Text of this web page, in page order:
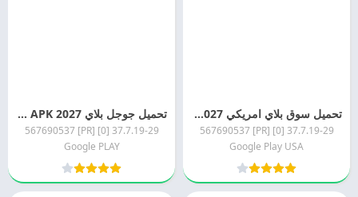
تحميل سوق بلاي امريكي 2027 Google Play USA APK اخر اصدار
37.7.19-29 [0] [PR] 567690537
Google Play USA
تحميل جوجل بلاي 2027 Google Play APK اخر اصدار مجانا
37.7.19-29 [0] [PR] 567690537
Google PLAY